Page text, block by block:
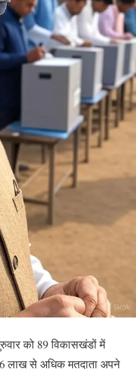
को 89 विकासखंडों में
लाख से अधिक मतदाता अपने